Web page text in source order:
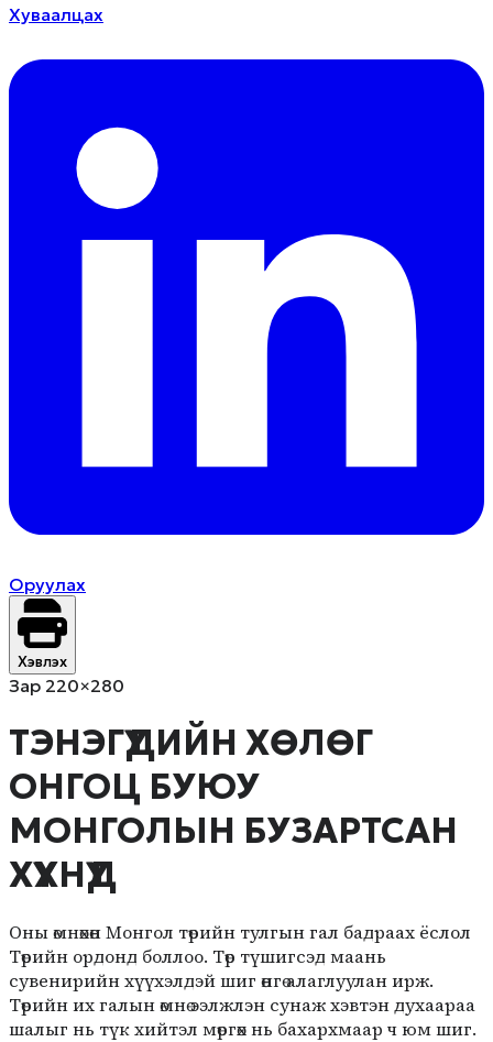
Хуваалцах
Оруулах
Хэвлэх
Зар 220×280
ТЭНЭГҮҮДИЙН ХӨЛӨГ
ОНГОЦ БУЮУ
МОНГОЛЫН БУЗАРТСАН
ХҮҮХНҮҮД
Оны өмнөхөн Монгол төрийн тулгын гал бадраах ёслол
Төрийн ордонд боллоо. Төр түшигсэд маань
сувенирийн хүүхэлдэй шиг өнгө алаглуулан ирж.
Төрийн их галын өмнө ээлжлэн сунаж хэвтэн духаараа
шалыг нь түк хийтэл мөргөх нь бахархмаар ч юм шиг.